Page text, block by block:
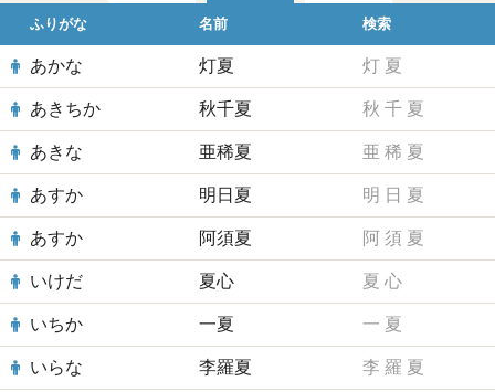
ふりがな 名前 検索
あかな 灯夏 灯 夏
あきちか 秋千夏 秋 千 夏
あきな 亜稀夏 亜 稀 夏
あすか 明日夏 明 日 夏
あすか 阿須夏 阿 須 夏
いけだ 夏心 夏 心
いちか 一夏 一 夏
いらな 李羅夏 李 羅 夏